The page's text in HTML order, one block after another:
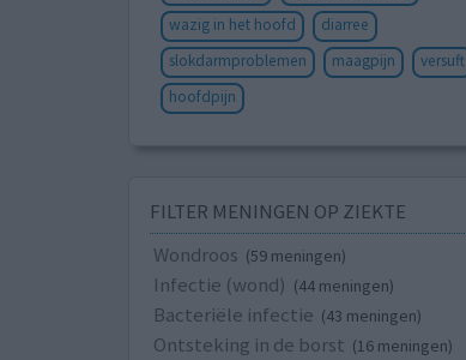
wazig in het hoofd
diarree
slokdarmproblemen
maagpijn
versuft
hoofdpijn
FILTER MENINGEN OP ZIEKTE
Wondroos (59 meningen)
Infectie (wond) (44 meningen)
Bacteriële infectie (43 meningen)
Ontsteking in de borst (16 meningen)